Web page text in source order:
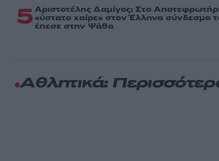
5Αριστοτέλης Δαμίγος: Στο
«ύστατο χαίρε» στον Έλληνα σύνδεσμο
έπεσε στην Ψάθα
Αθλητικά: